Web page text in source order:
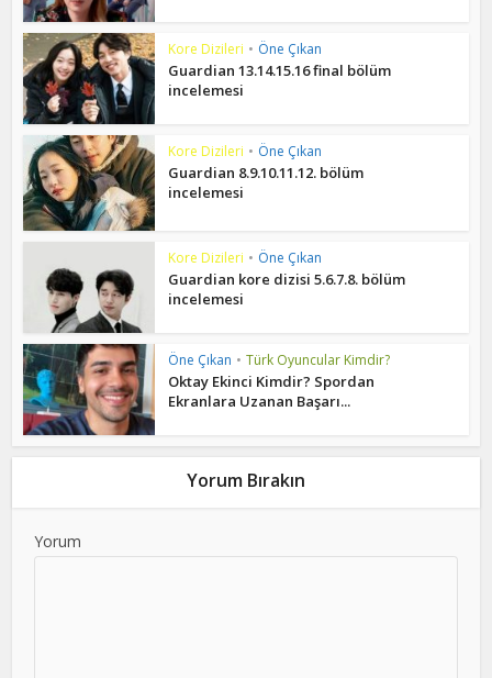
Kore Dizileri • Öne Çıkan
Guardian 13.14.15.16 final bölüm
incelemesi
Kore Dizileri • Öne Çıkan
Guardian 8.9.10.11.12. bölüm
incelemesi
Kore Dizileri • Öne Çıkan
Guardian kore dizisi 5.6.7.8. bölüm
incelemesi
Öne Çıkan • Türk Oyuncular Kimdir?
Oktay Ekinci Kimdir? Spordan
Ekranlara Uzanan Başarı...
Yorum Bırakın
Yorum